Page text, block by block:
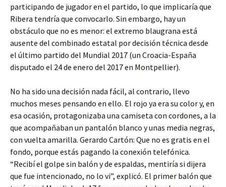
participando de jugador en el partido, lo que implicaría que
Ribera tendría que convocarlo. Sin embargo, hay un
obstáculo que no es menor: el extremo blaugrana está
ausente del combinado estatal por decisión técnica desde
el último partido del Mundial 2017 (un Croacia-España
disputado el 24 de enero del 2017 en Montpellier).
No ha sido una decisión nada fácil, al contrario, llevo
muchos meses pensando en ello. El rojo ya era su color y, en
esa ocasión, protagonizaba una camiseta con cordones, a la
que acompañaban un pantalón blanco y unas media negras,
con vuelta amarilla. Gerardo Cartón: Que no es gratis en el
fondo, porque estás pagando la conexión telefónica.
“Recibí el golpe sin balón y de espaldas, mentiría si dijera
que fue intencionado, no lo vi”, explicó. El primer balón que